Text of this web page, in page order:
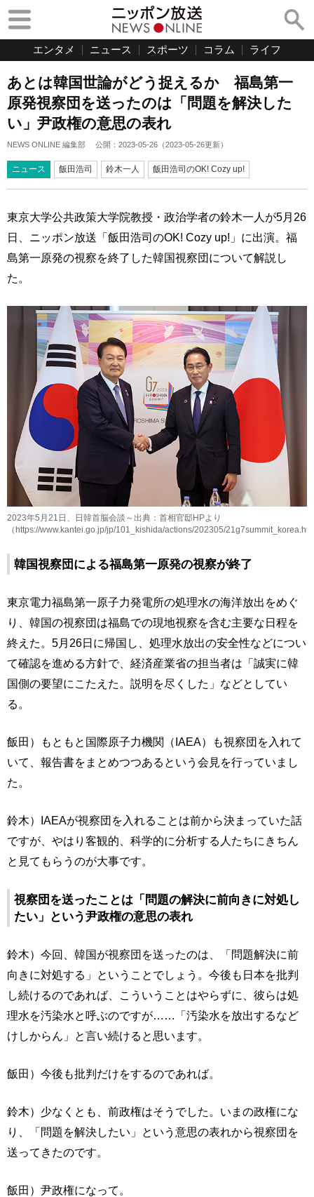
エンタメ ニュース スポーツ コラム ライフ
あとは韓国世論がどう捉えるか 福島第一
原発視察団を送ったのは「問題を解決した
い」尹政権の意思の表れ
NEWS ONLINE 編集部 公開： 2023-05-26 （2023-05-26更新）
ニュース 飯田浩司 鈴木一人 飯田浩司のOK! Cozy up!
東京大学公共政策大学院教授・政治学者の鈴木一人が5月26
日、ニッポン放送「飯田浩司のOK! Cozy up!」に出演。福
島第一原発の視察を終了した韓国視察団について解説し
た。
2023年5月21日、日韓首脳会談～出典：首相官邸HPより
（https://www.kantei.go.jp/jp/101_kishida/actions/202305/
韓国視察団による福島第一原発の視察が終了
東京電力福島第一原子力発電所の処理水の海洋放出をめぐ
り、韓国の視察団は福島での現地視察を含む主要な日程を
終えた。5月26日に帰国し、処理水放出の安全性などについ
て確認を進める方針で、経済産業省の担当者は「誠実に韓
国側の要望にこたえた。説明を尽くした」などとしてい
る。
飯田）もともと国際原子力機関（IAEA）も視察団を入れて
いて、報告書をまとめつつあるという会見を行っていまし
た。
鈴木）IAEAが視察団を入れることは前から決まっていた話
ですが、やはり客観的、科学的に分析する人たちにきちん
と見てもらうのが大事です。
視察団を送ったことは「問題の解決に前向きに対処し
たい」という尹政権の意思の表れ
鈴木）今回、韓国が視察団を送ったのは、「問題解決に前
向きに対処する」ということでしょう。今後も日本を批判
し続けるのであれば、こういうことはやらずに、彼らは処
理水を汚染水と呼ぶのですが……「汚染水を放出するなど
けしからん」と言い続けると思います。
飯田）今後も批判だけをするのであれば。
鈴木）少なくとも、前政権はそうでした。いまの政権にな
り、「問題を解決したい」という意思の表れから視察団を
送ってきたのです。
飯田）尹政権になって。